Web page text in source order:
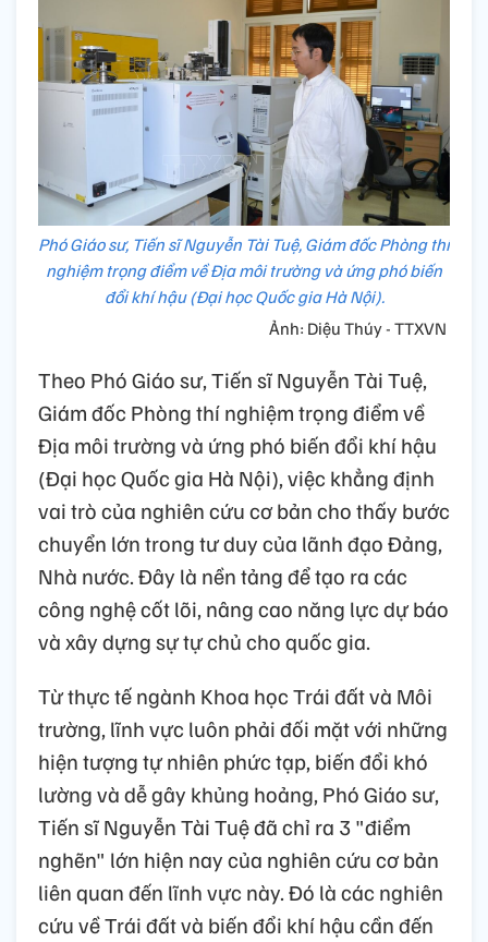
Phó Giáo sư, Tiến sĩ Nguyễn Tài Tuệ, Giám đốc Phòng thí
nghiệm trọng điểm về Địa môi trường và ứng phó biến
đổi khí hậu (Đại học Quốc gia Hà Nội).
Ảnh: Diệu Thúy - TTXVN
Theo Phó Giáo sư, Tiến sĩ Nguyễn Tài Tuệ,
Giám đốc Phòng thí nghiệm trọng điểm về
Địa môi trường và ứng phó biến đổi khí hậu
(Đại học Quốc gia Hà Nội), việc khẳng định
vai trò của nghiên cứu cơ bản cho thấy bước
chuyển lớn trong tư duy của lãnh đạo Đảng,
Nhà nước. Đây là nền tảng để tạo ra các
công nghệ cốt lõi, nâng cao năng lực dự báo
và xây dựng sự tự chủ cho quốc gia.
Từ thực tế ngành Khoa học Trái đất và Môi
trường, lĩnh vực luôn phải đối mặt với những
hiện tượng tự nhiên phức tạp, biến đổi khó
lường và dễ gây khủng hoảng, Phó Giáo sư,
Tiến sĩ Nguyễn Tài Tuệ đã chỉ ra 3 "điểm
nghẽn" lớn hiện nay của nghiên cứu cơ bản
liên quan đến lĩnh vực này. Đó là các nghiên
cứu về Trái đất và biến đổi khí hậu cần đến